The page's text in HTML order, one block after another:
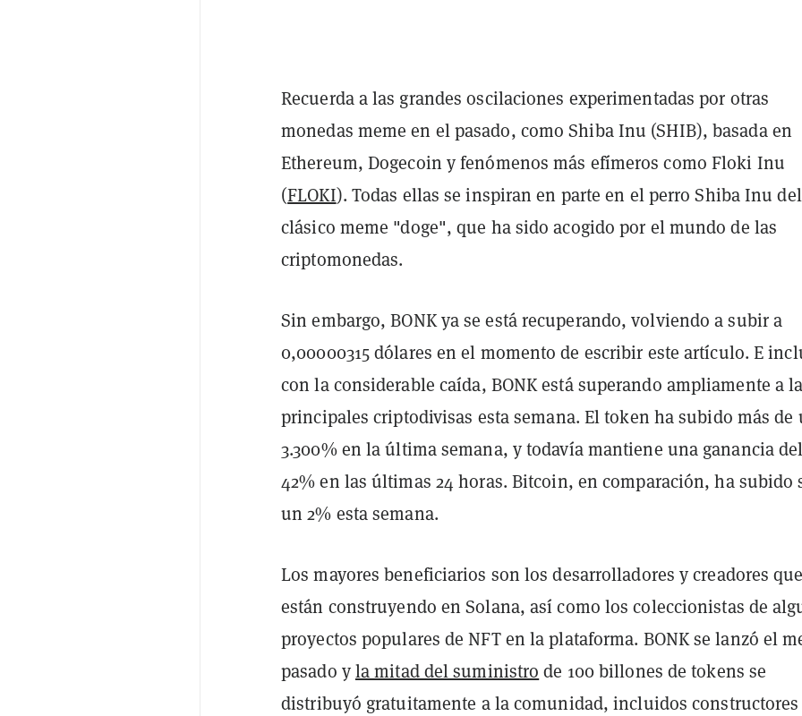
Recuerda a las grandes oscilaciones experimentadas por otras
monedas meme en el pasado, como Shiba Inu (SHIB), basada en
Ethereum, Dogecoin y fenómenos más efímeros como Floki Inu
(FLOKI). Todas ellas se inspiran en parte en el perro Shiba Inu del
clásico meme "doge", que ha sido acogido por el mundo de las
criptomonedas.
Sin embargo, BONK ya se está recuperando, volviendo a subir a
0,00000315 dólares en el momento de escribir este artículo. E
con la considerable caída, BONK está superando ampliamente a
principales criptodivisas esta semana. El token ha subido más de
3.300% en la última semana, y todavía mantiene una ganancia del
42% en las últimas 24 horas. Bitcoin, en comparación, ha subido
un 2% esta semana.
Los mayores beneficiarios son los desarrolladores y creadores que
están construyendo en Solana, así como los coleccionistas de
proyectos populares de NFT en la plataforma. BONK se lanzó el
pasado yla mitad del suministro de 100 billones de tokens se
distribuyó gratuitamente a la comunidad, incluidos